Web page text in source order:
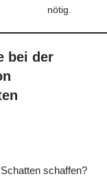
nötig.
bei der
schaffen?